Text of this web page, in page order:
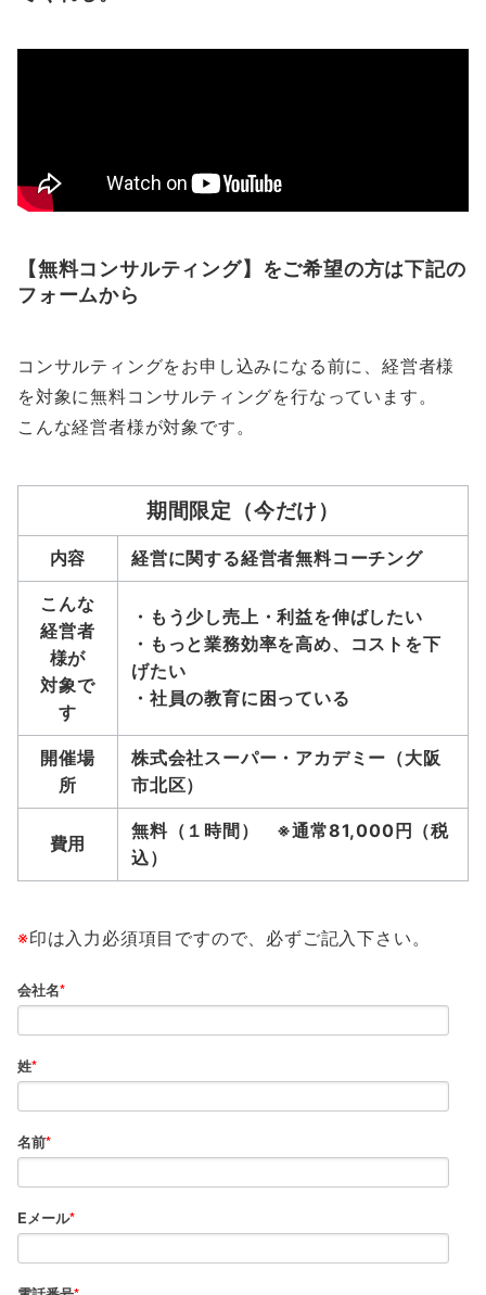
【無料コンサルティング】をご希望の方は下記の
フォームから
コンサルティングをお申し込みになる前に、経営者様
を対象に無料コンサルティングを行なっています。
こんな経営者様が対象です。
期間限定（今だけ）
内容 経営に関する経営者無料コーチング
こんな
経営者
様が
対象で
す
・もう少し売上・利益を伸ばしたい
・もっと業務効率を高め、コストを下
げたい
・社員の教育に困っている
開催場
所
株式会社スーパー・アカデミー（大阪
市北区）
費用
無料（１時間） ※通常81,000円（税
込）
※印は入力必須項目ですので、必ずご記入下さい。